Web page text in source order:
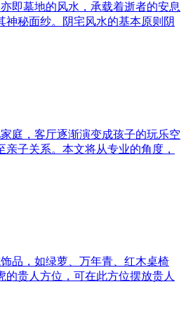
即墓地的风水，承载着逝者的安息
秘面纱。阴宅风水的基本原则阴
庭，客厅逐渐演变成孩子的玩乐空
子关系。本文将从专业的角度，
品，如绿萝、万年青、红木桌椅
贵人方位，可在此方位摆放贵人